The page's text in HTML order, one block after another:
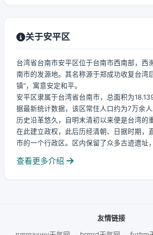
关于安平区
台湾省台南市安平区位于台南市西南部，西
南市的发源地。其名称源于郑成功收复台湾
镇”，寓意安定和平。
安平区隶属于台湾省台南市，总面积为
据最新统计数据，该区常住人口约为7万余人
历史沿革悠久，自明末清初以来便是台湾的
在此建立政权，此后历经清朝、日据时期，
市的一个行政区。区内保留了众多古迹遗址
查看更多介绍
友情链接